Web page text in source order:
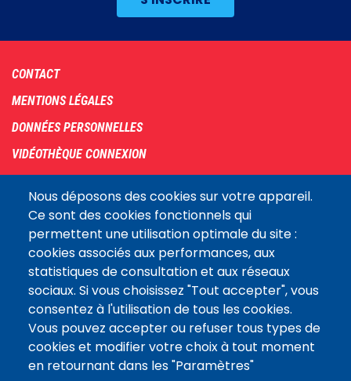
Nous déposons des cookies sur votre appareil.
Ce sont des cookies fonctionnels qui
permettent une utilisation optimale du site :
cookies associés aux performances, aux
statistiques de consultation et aux réseaux
sociaux. Si vous choisissez "Tout accepter", vous
consentez à l'utilisation de tous les cookies.
Vous pouvez accepter ou refuser tous types de
cookies et modifier votre choix à tout moment
en retournant dans les "Paramètres"
Footer
menu
CONTACT
MENTIONS LÉGALES
DONNÉES PERSONNELLES
VIDÉOTHÈQUE CONNEXION
COOKIES
Assemblée
nationaleLE SITE DE L’ASSEMBLÉE NATIONALE
Suivez-nous